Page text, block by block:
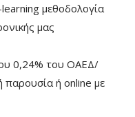
μεθοδολογία
μας
0,24% του ΟΑΕΔ/
παρουσία ή online με